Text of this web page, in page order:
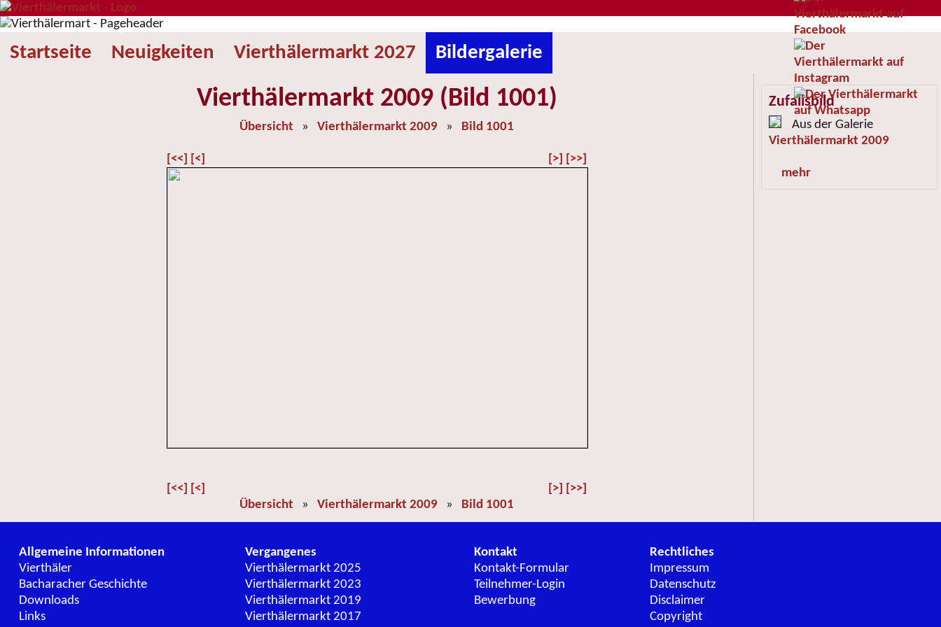
Startseite Neuigkeiten Vierthälermarkt 2027 Bildergalerie
Vierthälermarkt 2009 (Bild 1001)
Übersicht » Vierthälermarkt 2009 » Bild 1001
[<<] [<] [>] [>>]
[<<] [<] [>] [>>]
Übersicht » Vierthälermarkt 2009 » Bild 1001
Zufallsbild
Aus der Galerie
Vierthälermarkt 2009
mehr
Allgemeine Informationen
Vierthäler
Bacharacher Geschichte
Downloads
Links
Vergangenes
Vierthälermarkt 2025
Vierthälermarkt 2023
Vierthälermarkt 2019
Vierthälermarkt 2017
Kontakt
Kontakt-Formular
Teilnehmer-Login
Bewerbung
Rechtliches
Impressum
Datenschutz
Disclaimer
Copyright